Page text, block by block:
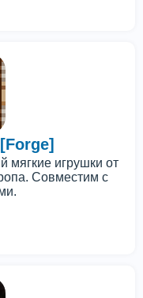
мягкие игрушки от
Совместим с